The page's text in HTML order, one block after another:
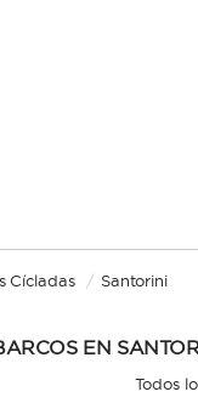
Cícladas / Santorini
EN
Todos